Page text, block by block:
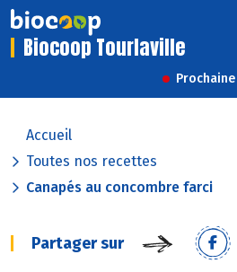
Biocoop Tourlaville
Accueil
Toutes nos recettes
Canapés au concombre farci
Partager sur